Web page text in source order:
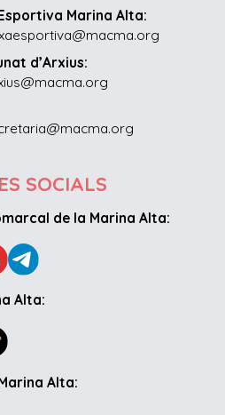
Marina Alta:
d’Arxius:
SOCIALS
de la Marina Alta:
Alta:
Alta: